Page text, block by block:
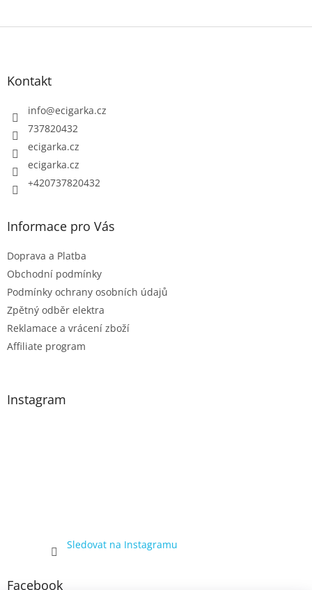
Kontakt
info@ecigarka.cz
737820432
ecigarka.cz
ecigarka.cz
+420737820432
Informace pro Vás
Doprava a Platba
Obchodní podmínky
Podmínky ochrany osobních údajů
Zpětný odběr elektra
Reklamace a vrácení zboží
Affiliate program
Instagram
Sledovat na Instagramu
Facebook